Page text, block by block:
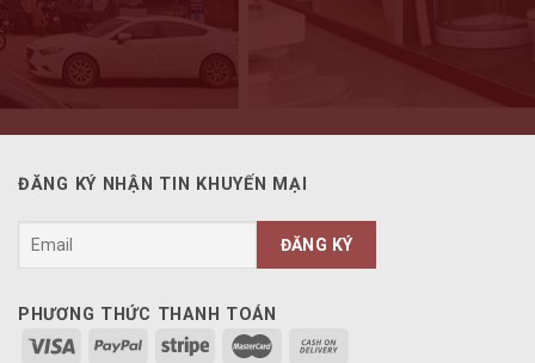
ĐĂNG KÝ NHẬN TIN KHUYẾN MẠI
PHƯƠNG THỨC THANH TOÁN